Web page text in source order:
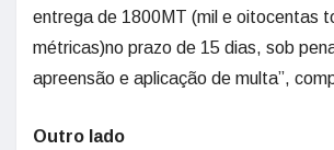
entrega de 1800MT (mil e oitocentas
métricas)no prazo de 15 dias, sob
apreensão e aplicação de multa”,
Outro lado